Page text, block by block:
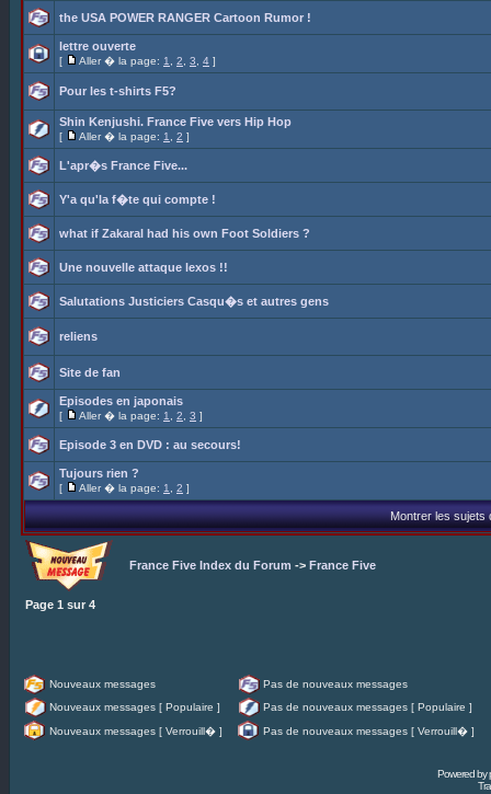
the USA POWER RANGER Cartoon Rumor !
lettre ouverte
[ Aller � la page: 1 2 3 4 ]
Pour les t-shirts F5?
Shin Kenjushi. France Five vers Hip Hop
[ Aller � la page: 1 2 ]
L'apr�s France Five...
Y'a qu'la f�te qui compte !
what if Zakaral had his own Foot Soldiers ?
Une nouvelle attaque lexos !!
Salutations Justiciers Casqu�s et autres gens
reliens
Site de fan
Episodes en japonais
[ Aller � la page: 1 2 3 ]
Episode 3 en DVD : au secours!
Tujours rien ?
[ Aller � la page: 1 2 ]
Montrer les sujets
France Five Index du Forum -> France Five
Page 1 sur 4
Nouveaux messages
Pas de nouveaux messages
Nouveaux messages [ Populaire ]
Pas de nouveaux messages [ Populaire ]
Nouveaux messages [ Verrouill� ]
Pas de nouveaux messages [ Verrouill� ]
Powered by